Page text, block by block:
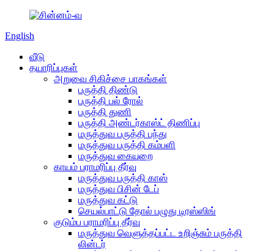
English
வீடு
தயாரிப்புகள்
அறுவை சிகிச்சை பாகங்கள்
பருத்தி திண்டு
பருத்தி பல் ரோல்
பருத்தி துணி
பருத்தி அண்டர்காஸ்ட் திணிப்பு
மருத்துவ பருத்தி பந்து
மருத்துவ பருத்தி கம்பளி
மருத்துவ கையுறை
காயம் பராமரிப்பு தீர்வு
மருத்துவ பருத்தி காஸ்
மருத்துவ பிசின் டேப்
மருத்துவ கட்டு
செயல்பாட்டு தோல் பழுது டிரஸ்ஸிங்
குடும்ப பராமரிப்பு தீர்வு
மருத்துவ வெளுத்தப்பட்ட உறிஞ்சும் பருத்தி
லின்டர்